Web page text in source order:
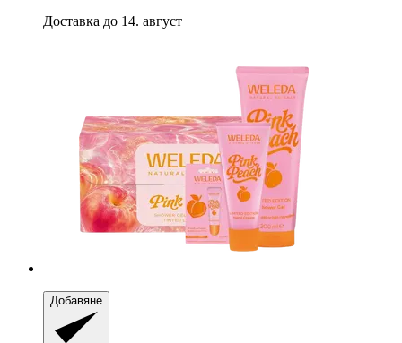
Доставка до 14. август
Добавяне